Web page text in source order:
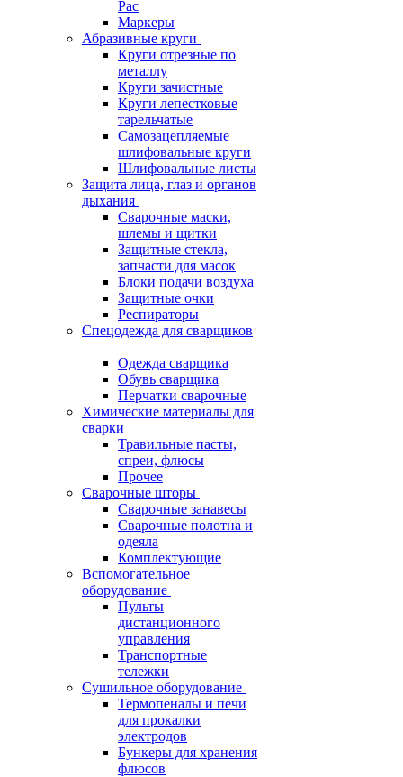
Pac
Маркеры
Абразивные круги
Круги отрезные по
металлу
Круги зачистные
Круги лепестковые
тарельчатые
Самозацепляемые
шлифовальные круги
Шлифовальные листы
Защита лица, глаз и органов
дыхания
Сварочные маски,
шлемы и щитки
Защитные стекла,
запчасти для масок
Блоки подачи воздуха
Защитные очки
Респираторы
Спецодежда для сварщиков
Одежда сварщика
Обувь сварщика
Перчатки сварочные
Химические материалы для
сварки
Травильные пасты,
спреи, флюсы
Прочее
Сварочные шторы
Сварочные занавесы
Сварочные полотна и
одеяла
Комплектующие
Вспомогательное
оборудование
Пульты
дистанционного
управления
Транспортные
тележки
Сушильное оборудование
Термопеналы и печи
для прокалки
электродов
Бункеры для хранения
флюсов